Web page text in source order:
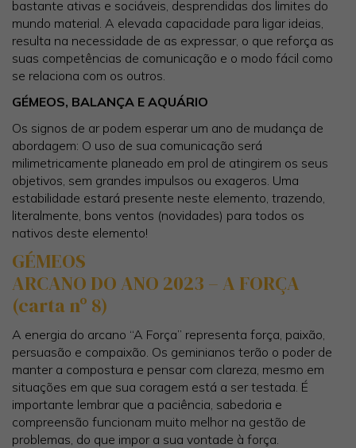
bastante ativas e sociáveis, desprendidas dos limites do
mundo material. A elevada capacidade para ligar ideias,
resulta na necessidade de as expressar, o que reforça as
suas competências de comunicação e o modo fácil como
se relaciona com os outros.
GÉMEOS, BALANÇA E AQUÁRIO
Os signos de ar podem esperar um ano de mudança de
abordagem: O uso de sua comunicação será
milimetricamente planeado em prol de atingirem os seus
objetivos, sem grandes impulsos ou exageros. Uma
estabilidade estará presente neste elemento, trazendo,
literalmente, bons ventos (novidades) para todos os
nativos deste elemento!
GÉMEOS
ARCANO DO ANO 2023 – A FORÇA
(carta nº 8)
A energia do arcano “A Força” representa força, paixão,
persuasão e compaixão. Os geminianos terão o poder de
manter a compostura e pensar com clareza, mesmo em
situações em que sua coragem está a ser testada. É
importante lembrar que a paciência, sabedoria e
compreensão funcionam muito melhor na gestão de
problemas, do que impor a sua vontade à força.